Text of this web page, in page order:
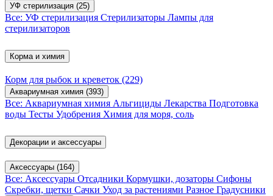
УФ стерилизация (25)
Все: УФ стерилизация Стерилизаторы Лампы для
стерилизаторов
Корма и химия
Корм для рыбок и креветок (229)
Аквариумная химия (393)
Все: Аквариумная химия Альгициды Лекарства Подготовка
воды Тесты Удобрения Химия для моря, соль
Декорации и аксессуары
Аксессуары (164)
Все: Аксессуары Отсадники Кормушки, дозаторы Сифоны
Скребки, щетки Сачки Уход за растениями Разное Градусники